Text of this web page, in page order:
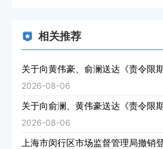
相关推荐
关于向黄伟豪、俞澜送达《责令限
2026-08-06
关于向俞澜、黄伟豪送达《责令限
2026-08-06
上海市闵行区市场监督管理局撤销